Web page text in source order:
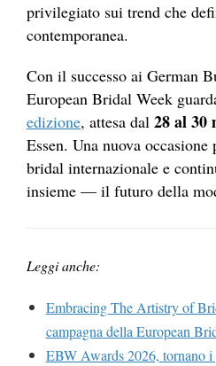
privilegiato sui trend che
contemporanea.
Con il successo ai German
European Bridal Week
edizione, attesa dal 28 al 30
Essen. Una nuova
bridal internazionale e
insieme — il futuro della
Leggi anche:
Embracing The Artistry of
campagna della European
EBW Awards 2026, tornano